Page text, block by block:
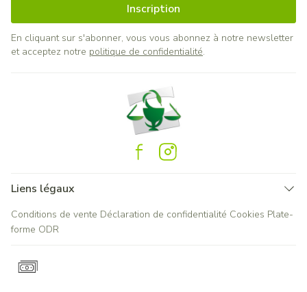
Inscription
En cliquant sur s'abonner, vous vous abonnez à notre newsletter
et acceptez notre politique de confidentialité.
Liens légaux
Conditions de vente Déclaration de confidentialité Cookies Plate-
forme ODR